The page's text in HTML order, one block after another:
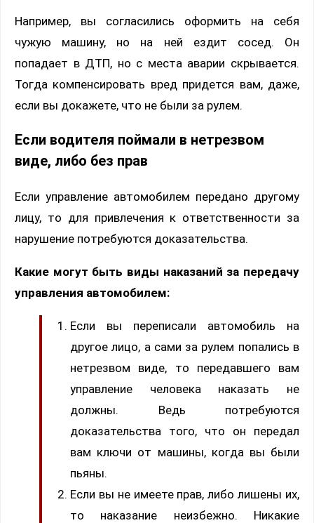
Например, вы согласились оформить на себя
чужую машину, но на ней ездит сосед. Он
попадает в ДТП, но с места аварии скрывается.
Тогда компенсировать вред придется вам, даже,
если вы докажете, что не были за рулем.
Если водителя поймали в нетрезвом
виде, либо без прав
Если управление автомобилем передано другому
лицу, то для привлечения к ответственности за
нарушение потребуются доказательства.
Какие могут быть виды наказаний за передачу
управления автомобилем:
Если вы переписали автомобиль на
другое лицо, а сами за рулем попались в
нетрезвом виде, то передавшего вам
управление человека наказать не
должны. Ведь потребуются
доказательства того, что он передал
вам ключи от машины, когда вы были
пьяны.
Если вы не имеете прав, либо лишены их,
то наказание неизбежно. Никакие